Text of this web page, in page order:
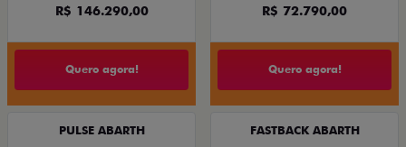
R$ 146.290,00
Quero agora!
R$ 72.790,00
Quero agora!
PULSE ABARTH FASTBACK ABARTH